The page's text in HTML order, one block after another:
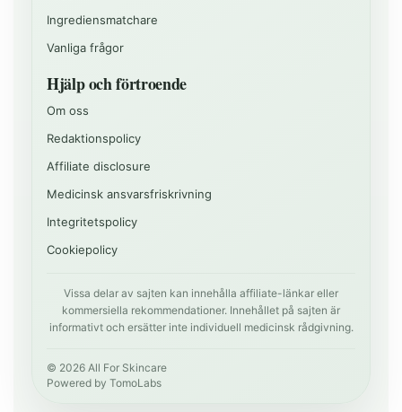
Ingrediensmatchare
Vanliga frågor
Hjälp och förtroende
Om oss
Redaktionspolicy
Affiliate disclosure
Medicinsk ansvarsfriskrivning
Integritetspolicy
Cookiepolicy
Vissa delar av sajten kan innehålla affiliate-länkar eller
kommersiella rekommendationer. Innehållet på sajten är
informativt och ersätter inte individuell medicinsk rådgivning.
© 2026 All For Skincare
Powered by TomoLabs